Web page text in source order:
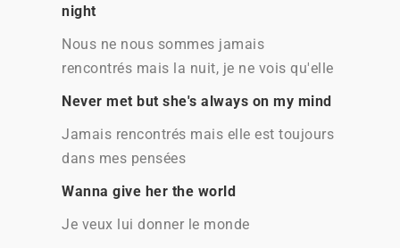
night
Nous ne nous sommes jamais
rencontrés mais la nuit, je ne vois qu'elle
Never met but she's always on my mind
Jamais rencontrés mais elle est toujours
dans mes pensées
Wanna give her the world
Je veux lui donner le monde